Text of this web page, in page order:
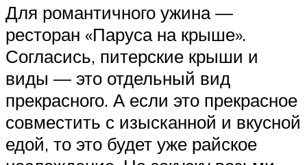
Для романтичного ужина —
ресторан «Паруса на крыше».
Согласись, питерские крыши и
виды — это отдельный вид
прекрасного. А если это прекрасное
совместить с изысканной и вкусной
едой, то это будет уже райское